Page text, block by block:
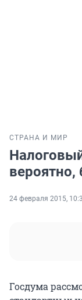
СТРАНА И МИР
24 февраля 2015,
Госдума